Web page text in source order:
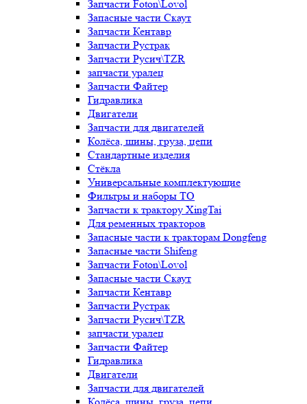
Запчасти Foton\Lovol
Запасные части Скаут
Запчасти Кентавр
Запчасти Рустрак
Запчасти Русич\TZR
запчасти уралец
Запчасти Файтер
Гидравлика
Двигатели
Запчасти для двигателей
Колёса, шины, груза, цепи
Стандартные изделия
Стёкла
Универсальные комплектующие
Фильтры и наборы ТО
Запчасти к трактору XingTai
Для ременных тракторов
Запасные части к тракторам Dongfeng
Запасные части Shifeng
Запчасти Foton\Lovol
Запасные части Скаут
Запчасти Кентавр
Запчасти Рустрак
Запчасти Русич\TZR
запчасти уралец
Запчасти Файтер
Гидравлика
Двигатели
Запчасти для двигателей